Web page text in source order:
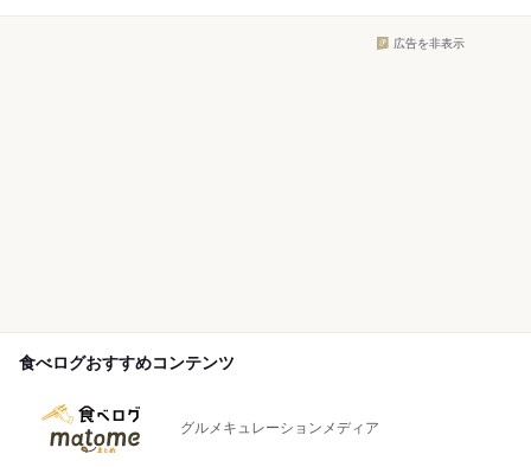
広告を非表示
食べログおすすめコンテンツ
グルメキュレーションメディア